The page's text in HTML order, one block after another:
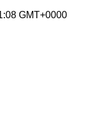
GMT+0000